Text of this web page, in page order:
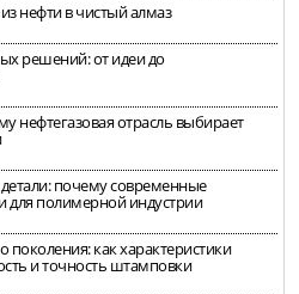
нефти в чистый алмаз
решений: от идеи до
отрасль выбирает
почему современные
для полимерной индустрии
как характеристики
и точность штамповки